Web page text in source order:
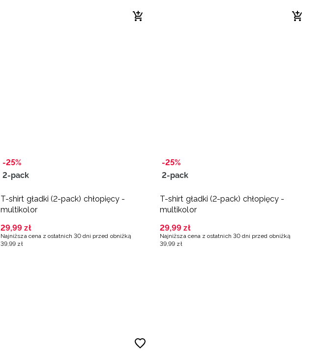
-25%
2-pack
T-shirt gładki (2-pack) chłopięcy -
multikolor
29,99 zł
Najniższa cena z ostatnich 30 dni przed obniżką
39,99 zł
-25%
2-pack
T-shirt gładki (2-pack) chłopięcy -
multikolor
29,99 zł
Najniższa cena z ostatnich 30 dni przed obniżką
39,99 zł